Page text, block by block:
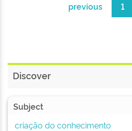
previous 1
Discover
Subject
criação do conhecimento